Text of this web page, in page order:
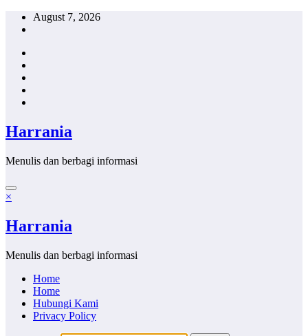
Skip
August 7, 2026
Harrania
Menulis dan berbagi informasi
×
Harrania
Menulis dan berbagi informasi
Home
Home
Hubungi Kami
Privacy Policy